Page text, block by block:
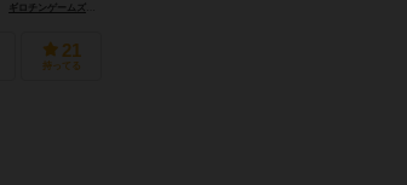
ギロチンゲームズ（Guillotine Games）
21
持ってる